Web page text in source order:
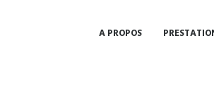
A PROPOS